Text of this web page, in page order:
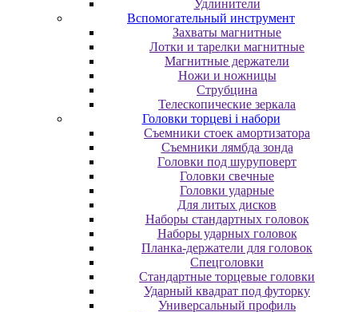
Удлинители
Вспомогательный инструмент
Захваты магнитные
Лотки и тарелки магнитные
Магнитные держатели
Ножи и ножницы
Струбцина
Телескопические зеркала
Головки торцеві і набори
Cъeмники cтoeк aмopтизaтopa
Cъeмники лямбдa зoндa
Гoлoвки пoд шуpупoвepт
Головки свечные
Головки ударные
Для литых дисков
Наборы стандартных головок
Наборы ударных головок
Планка-держатели для головок
Спецголовки
Стандартные торцевые головки
Ударный квадрат под футорку
Универсальный профиль